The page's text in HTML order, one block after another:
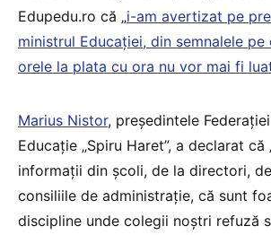
Edupedu.ro că „i-am avertizat pe
ministrul Educației, din semnalele pe
orele la plata cu ora nu vor mai fi
Marius Nistor, președintele
Educație „Spiru Haret”, a declarat că
informații din școli, de la directori,
consiliile de administrație, că sunt
discipline unde colegii noștri refuză